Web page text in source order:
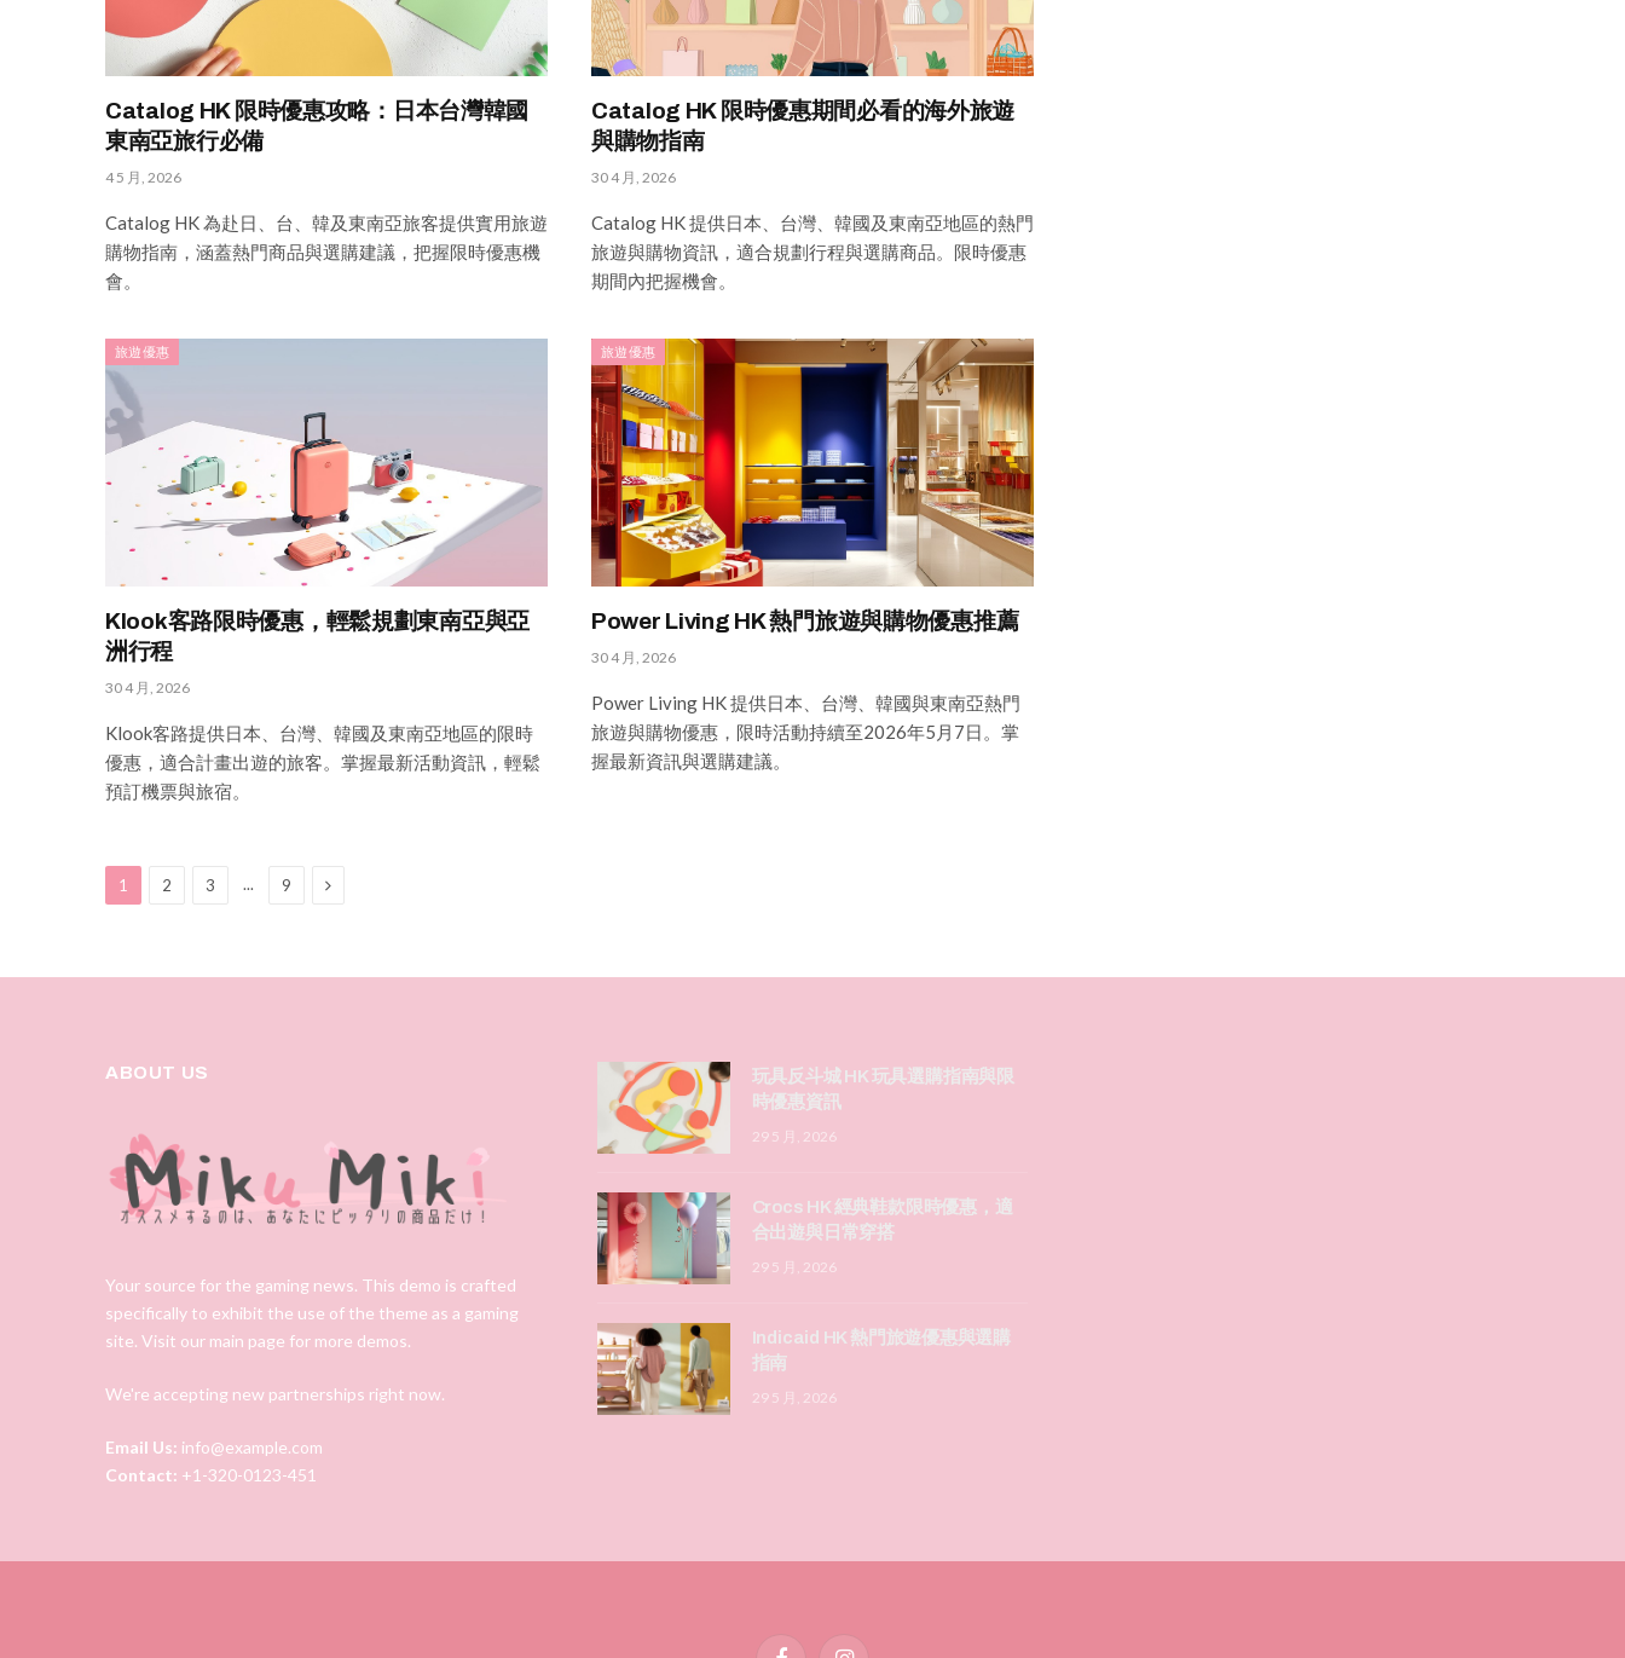
Catalog HK 限時優惠攻略：日本台灣韓國
東南亞旅行必備
4 5 月, 2026
Catalog HK 為赴日、台、韓及東南亞旅客提供實用旅遊
購物指南，涵蓋熱門商品與選購建議，把握限時優惠機
會。
Catalog HK 限時優惠期間必看的海外旅遊
與購物指南
30 4 月, 2026
Catalog HK 提供日本、台灣、韓國及東南亞地區的熱門
旅遊與購物資訊，適合規劃行程與選購商品。限時優惠
期間內把握機會。
旅遊優惠
Klook客路限時優惠，輕鬆規劃東南亞與亞
洲行程
30 4 月, 2026
Klook客路提供日本、台灣、韓國及東南亞地區的限時
優惠，適合計畫出遊的旅客。掌握最新活動資訊，輕鬆
預訂機票與旅宿。
旅遊優惠
Power Living HK 熱門旅遊與購物優惠推薦
30 4 月, 2026
Power Living HK 提供日本、台灣、韓國與東南亞熱門
旅遊與購物優惠，限時活動持續至2026年5月7日。掌
握最新資訊與選購建議。
1 2 3 ... 9 Next
ABOUT US
Your source for the gaming news. This demo is crafted
specifically to exhibit the use of the theme as a gaming
site. Visit our main page for more demos.
We're accepting new partnerships right now.
Email Us: info@example.com
Contact: +1-320-0123-451
玩具反斗城 HK 玩具選購指南與限
時優惠資訊
29 5 月, 2026
Crocs HK 經典鞋款限時優惠，適
合出遊與日常穿搭
29 5 月, 2026
Indicaid HK 熱門旅遊優惠與選購
指南
29 5 月, 2026